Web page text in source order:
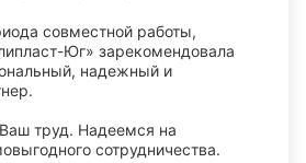
совместной работы,
Юг» зарекомендовала
надежный и
труд. Надеемся на
сотрудничества.